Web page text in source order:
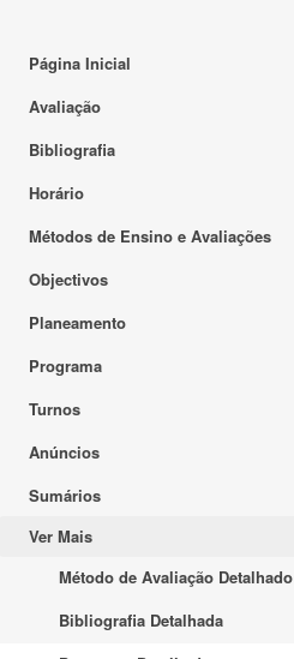
Página Inicial
Avaliação
Bibliografia
Horário
Métodos de Ensino e Avaliações
Objectivos
Planeamento
Programa
Turnos
Anúncios
Sumários
Ver Mais
Método de Avaliação Detalhado
Bibliografia Detalhada